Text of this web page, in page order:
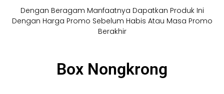
Dengan Beragam Manfaatnya Dapatkan Produk Ini
Dengan Harga Promo Sebelum Habis Atau Masa Promo
Berakhir
Box Nongkrong